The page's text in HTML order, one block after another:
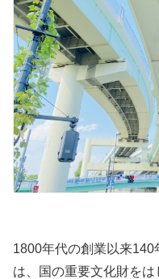
1800年代の創業以来
は、国の重要文化財を